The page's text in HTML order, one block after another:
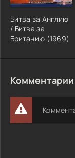
Битва за Англию
/ Битва за
Британию (1969)
Комментарии